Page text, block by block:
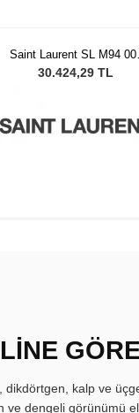
Saint Laurent SL M94 001
Kadın Güneş Gözlüğü
30.424,29 TL
dikdörtgen, kalp ve
ve dengeli görünümü